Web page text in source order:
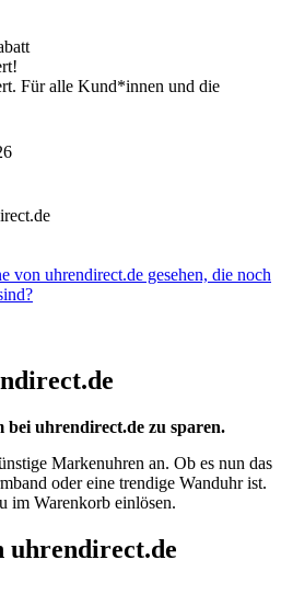
Für alle Kund*innen und die
von uhrendirect.de gesehen, die noch
uhrendirect.de zu sparen.
Markenuhren an. Ob es nun das
oder eine trendige Wanduhr ist.
im Warenkorb einlösen.
uhrendirect.de